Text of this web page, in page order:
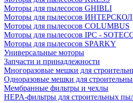
Моторы для пылесосов GHIBLI
Моторы для пылесосов ИНТЕРСКОЛ
Моторы для пылесосов COLUMBUS
Моторы для пылесосов IPC -
Моторы для пылесосов SPARKY
Универсальные моторы
Запчасти и принадлежности
Многоразовые мешки для
Одноразовые мешки для
Мембранные фильтры и чехлы
HEPA-фильтры для строительных